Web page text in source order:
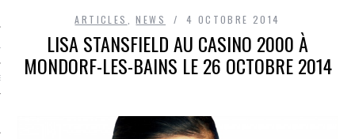
GROUPES DU LOCAL
ARTICLES ,NEWS 4 OCTOBRE 2014
LISA STANSFIELD AU CASINO 2000 À
MONDORF-LES-BAINS LE 26 OCTOBRE 2014